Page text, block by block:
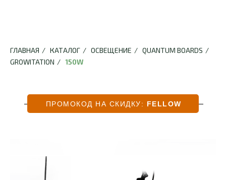
ГЛАВНАЯ / КАТАЛОГ / ОСВЕЩЕНИЕ / QUANTUM BOARDS /
GROWITATION / 150W
ПРОМОКОД НА СКИДКУ: FELLOW